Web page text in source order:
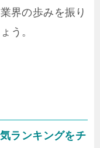
界の歩みを振り
う。
ランキングをチ